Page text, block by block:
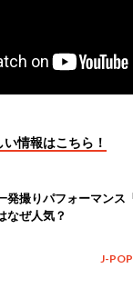
情報はこちら！
発撮りパフォーマンス
なぜ人気？
J-